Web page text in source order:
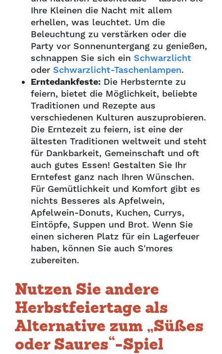
Ihre Kleinen die Nacht mit allem
erhellen, was leuchtet. Um die
Beleuchtung zu verstärken oder die
Party vor Sonnenuntergang zu genießen,
schnappen Sie sich ein Schwarzlicht
oder Schwarzlicht-Taschenlampen.
Erntedankfeste: Die Herbsternte zu
feiern, bietet die Möglichkeit, beliebte
Traditionen und Rezepte aus
verschiedenen Kulturen auszuprobieren.
Die Erntezeit zu feiern, ist eine der
ältesten Traditionen weltweit und steht
für Dankbarkeit, Gemeinschaft und oft
auch gutes Essen! Gestalten Sie Ihr
Erntefest ganz nach Ihren Wünschen.
Für Gemütlichkeit und Komfort gibt es
nichts Besseres als Apfelwein,
Apfelwein-Donuts, Kuchen, Currys,
Eintöpfe, Suppen und Brot. Wenn Sie
einen sicheren Platz für ein Lagerfeuer
haben, können Sie auch S'mores
zubereiten.
Nutzen Sie andere
Herbstfeiertage als
Alternative zum „Süßes
oder Saures“-Spiel